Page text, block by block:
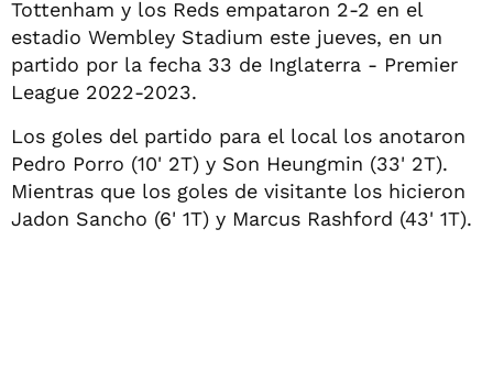
Tottenham y los Reds empataron 2-2 en el
estadio Wembley Stadium este jueves, en un
partido por la fecha 33 de Inglaterra - Premier
League 2022-2023.
Los goles del partido para el local los anotaron
Pedro Porro (10' 2T) y Son Heungmin (33' 2T).
Mientras que los goles de visitante los hicieron
Jadon Sancho (6' 1T) y Marcus Rashford (43' 1T).